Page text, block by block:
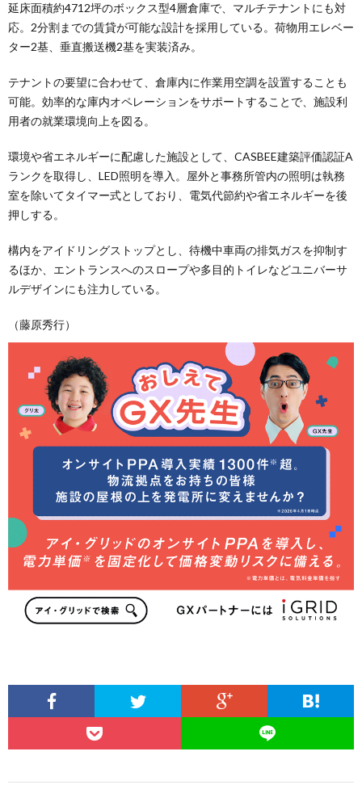
延床面積約4712坪のボックス型4層倉庫で、マルチテナントにも対
応。2分割までの賃貸が可能な設計を採用している。荷物用エレベー
ター2基、垂直搬送機2基を実装済み。
テナントの要望に合わせて、倉庫内に作業用空調を設置することも
可能。効率的な庫内オペレーションをサポートすることで、施設利
用者の就業環境向上を図る。
環境や省エネルギーに配慮した施設として、CASBEE建築評価認証A
ランクを取得し、LED照明を導入。屋外と事務所管内の照明は執務
室を除いてタイマー式としており、電気代節約や省エネルギーを後
押しする。
構内をアイドリングストップとし、待機中車両の排気ガスを抑制す
るほか、エントランスへのスロープや多目的トイレなどユニバーサ
ルデザインにも注力している。
（藤原秀行）